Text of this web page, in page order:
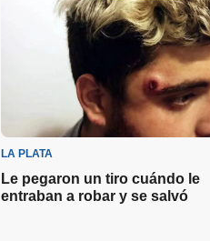
LA PLATA
Le pegaron un tiro cuándo le
entraban a robar y se salvó